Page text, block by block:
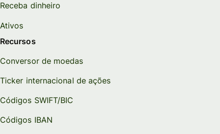
Receba dinheiro
Ativos
Recursos
Conversor de moedas
Ticker internacional de ações
Códigos SWIFT/BIC
Códigos IBAN